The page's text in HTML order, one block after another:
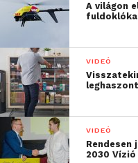
A világon
VIDEÓ
VIDEÓ
2030